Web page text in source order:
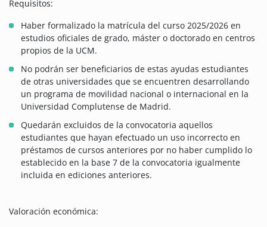
Requisitos:
Haber formalizado la matrícula del curso 2025/2026 en
estudios oficiales de grado, máster o doctorado en centros
propios de la UCM.
No podrán ser beneficiarios de estas ayudas estudiantes
de otras universidades que se encuentren desarrollando
un programa de movilidad nacional o internacional en la
Universidad Complutense de Madrid.
Quedarán excluidos de la convocatoria aquellos
estudiantes que hayan efectuado un uso incorrecto en
préstamos de cursos anteriores por no haber cumplido lo
establecido en la base 7 de la convocatoria igualmente
incluida en ediciones anteriores.
Valoración económica: